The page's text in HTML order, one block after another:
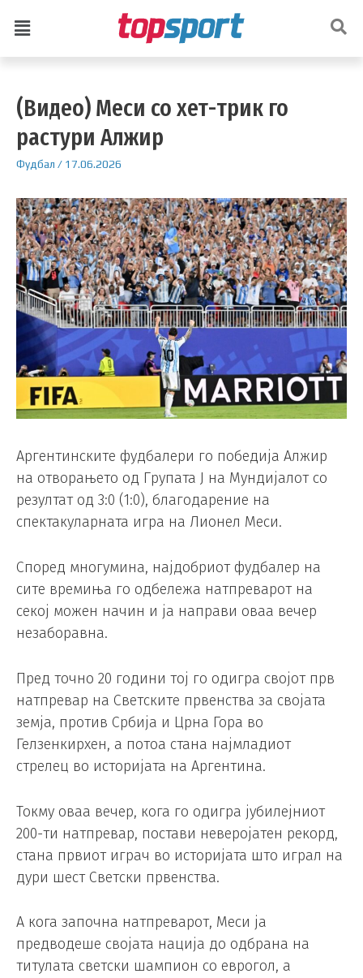
(Видео) Меси со хет-трик го
растури Алжир
Фудбал / 17.06.2026
Аргентинските фудбалери го победија Алжир
на отворањето од Групата Ј на Мундијалот со
резултат од 3:0 (1:0), благодарение на
спектакуларната игра на Лионел Меси.
Според многумина, најдобриот фудбалер на
сите времиња го одбележа натпреварот на
секој можен начин и ја направи оваа вечер
незаборавна.
Пред точно 20 години тој го одигра својот прв
натпревар на Светските првенства за својата
земја, против Србија и Црна Гора во
Гелзенкирхен, а потоа стана најмладиот
стрелец во историјата на Аргентина.
Токму оваа вечер, кога го одигра јубилејниот
200-ти натпревар, постави неверојатен рекорд,
стана првиот играч во историјата што играл на
дури шест Светски првенства.
А кога започна натпреварот, Меси ја
предводеше својата нација до одбрана на
титулата светски шампион со еврогол, а